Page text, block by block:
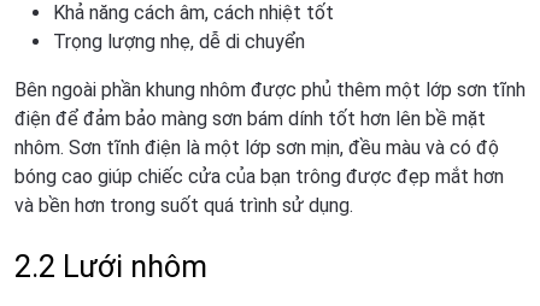
Khả năng cách âm, cách nhiệt tốt
Trọng lượng nhẹ, dễ di chuyển
Bên ngoài phần khung nhôm được phủ thêm một lớp sơn tĩnh
điện để đảm bảo màng sơn bám dính tốt hơn lên bề mặt
nhôm. Sơn tĩnh điện là một lớp sơn mịn, đều màu và có độ
bóng cao giúp chiếc cửa của bạn trông được đẹp mắt hơn
và bền hơn trong suốt quá trình sử dụng.
2.2 Lưới nhôm